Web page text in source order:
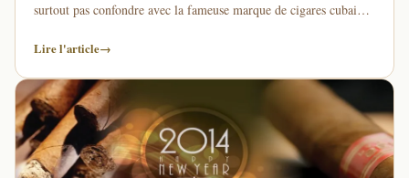
surtout pas confondre avec la fameuse marque de cigares cubains
Lire l'article→